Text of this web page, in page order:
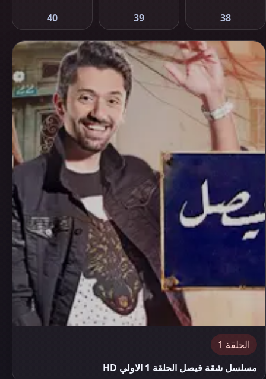
38
39
40
الحلقة 1
مسلسل شقة فيصل الحلقة 1 الاولي HD